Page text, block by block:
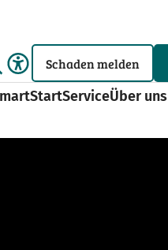
Schaden melden
ServiceÜber uns